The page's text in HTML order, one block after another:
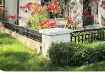
4,96 з 5, відгуки: 100